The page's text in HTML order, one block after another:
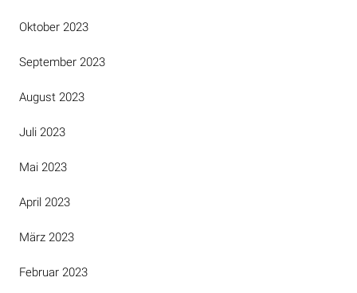
Oktober 2023
September 2023
August 2023
Juli 2023
Mai 2023
April 2023
März 2023
Februar 2023